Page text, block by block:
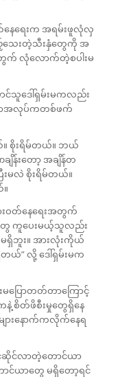
ေရေးက အရမ်းဖူလုံလှ
သေးတဲ့သီးနှံတွေကို အ
က် လုံလောက်တဲ့စပါးမ
င်သူဒေါ်ရှမ်းမကလည်း
ာအလုပ်ကတစ်ဖက်
။ စိုးရိမ်တယ်။ ဘယ်
ျိန်းတော့ အချိန်တ
းမလဲ စိုးရိမ်တယ်။
းဝတ်နေရေးအတွက်
ကူပေးမယ့်သူလည်း
ရှိဘူး။ အားလုံးကိုယ်
” လို့ ဒေါ်ရှမ်းမက
မပြောတတ်တာကြောင့်
နဲ့ စိတ်ဖိစီးမှုတွေရှိနေ
ျားနောက်ကလိုက်နေရ
င်လာတဲ့တောင်ယာ
င်ယာတွေ မရှိတော့ရင်